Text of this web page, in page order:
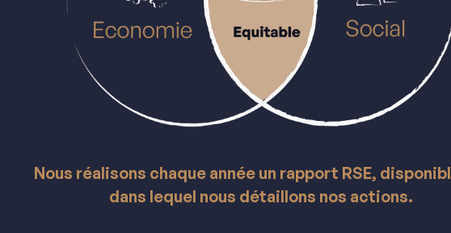
Nous réalisons chaque année un rapport RSE,
dans lequel nous détaillons nos actions.